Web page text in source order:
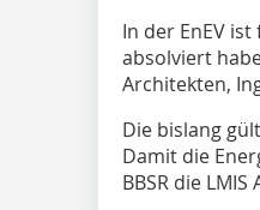
In der EnEV
absolviert
Architekten,
Die bislang
Damit die
BBSR die